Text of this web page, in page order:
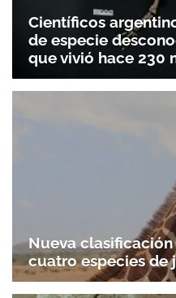
Científicos
de especie
que vivió hace 230
Nueva
cuatro especies de